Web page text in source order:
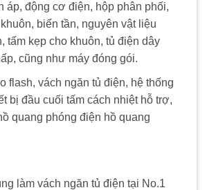
áp, động cơ điện, hộp phân phối,
biến tần, nguyên vật liệu
tấm kẹp cho khuôn, tủ điện dây
cũng như máy đóng gói.
flash, vách ngăn tủ điện, hệ thống
bị đầu cuối tấm cách nhiệt hỗ trợ,
quang phóng điện hồ quang
làm vách ngăn tủ điện tại No.1